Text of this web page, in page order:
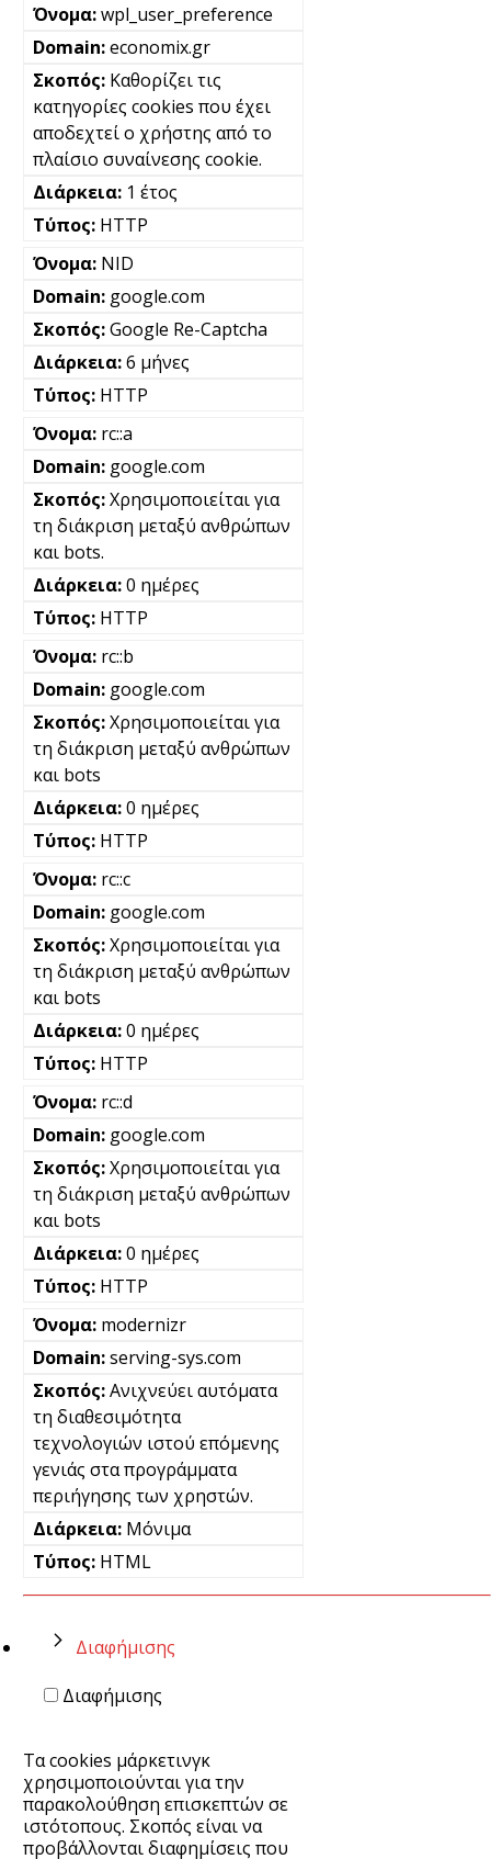
wpl_user_preference
economix.gr
Καθορίζει τις
κατηγορίες cookies που έχει
αποδεχτεί ο χρήστης από το
πλαίσιο συναίνεσης cookie.
1 έτος
HTTP
NID
google.com
Google Re-Captcha
6 μήνες
HTTP
rc::a
google.com
Χρησιμοποιείται για
τη διάκριση μεταξύ ανθρώπων
και bots.
0 ημέρες
HTTP
rc::b
google.com
Χρησιμοποιείται για
τη διάκριση μεταξύ ανθρώπων
και bots
0 ημέρες
HTTP
rc::c
google.com
Χρησιμοποιείται για
τη διάκριση μεταξύ ανθρώπων
και bots
0 ημέρες
HTTP
rc::d
google.com
Χρησιμοποιείται για
τη διάκριση μεταξύ ανθρώπων
και bots
0 ημέρες
HTTP
modernizr
serving-sys.com
Ανιχνεύει αυτόματα
τη διαθεσιμότητα
τεχνολογιών ιστού επόμενης
γενιάς στα προγράμματα
περιήγησης των χρηστών.
Μόνιμα
HTML
Διαφήμισης
Διαφήμισης
Τα cookies μάρκετινγκ
χρησιμοποιούνται για την
παρακολούθηση επισκεπτών σε
ιστότοπους. Σκοπός είναι να
προβάλλονται διαφημίσεις που